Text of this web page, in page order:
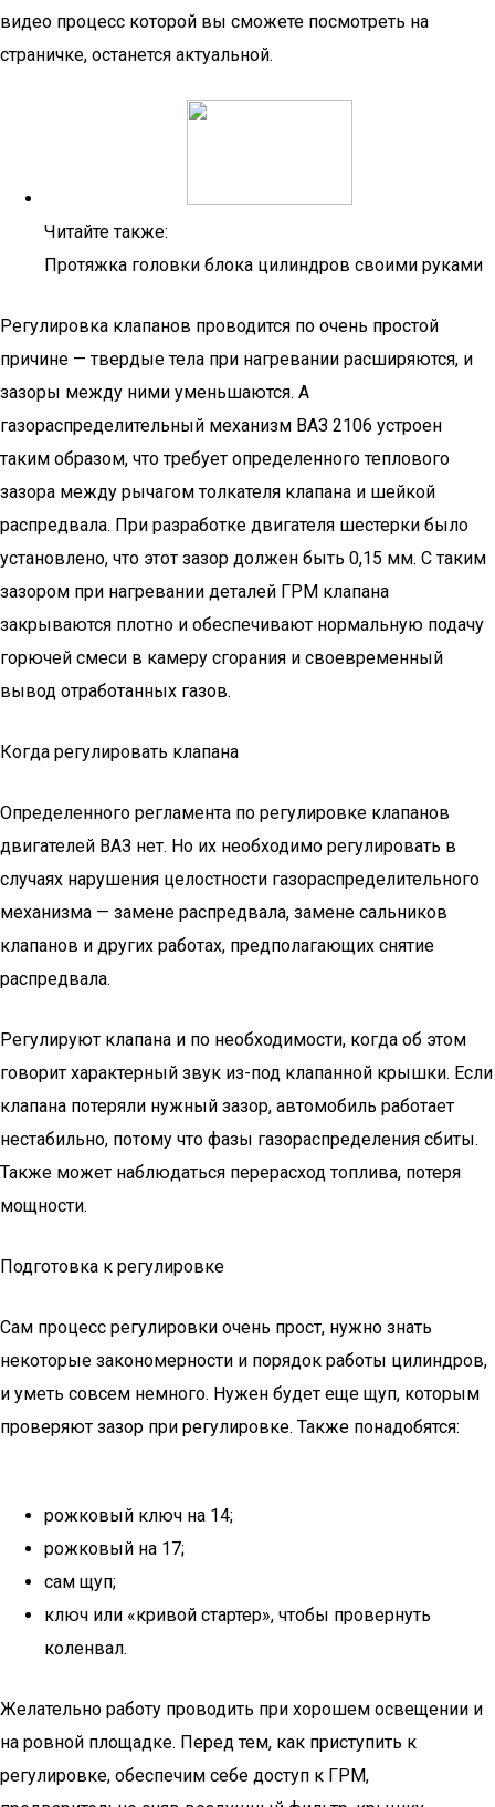
видео процесс которой вы сможете посмотреть на
страничке, останется актуальной.
Читайте также:
Протяжка головки блока цилиндров своими руками
Регулировка клапанов проводится по очень простой
причине — твердые тела при нагревании расширяются, и
зазоры между ними уменьшаются. А
газораспределительный механизм ВАЗ 2106 устроен
таким образом, что требует определенного теплового
зазора между рычагом толкателя клапана и шейкой
распредвала. При разработке двигателя шестерки было
установлено, что этот зазор должен быть 0,15 мм. С таким
зазором при нагревании деталей ГРМ клапана
закрываются плотно и обеспечивают нормальную подачу
горючей смеси в камеру сгорания и своевременный
вывод отработанных газов.
Когда регулировать клапана
Определенного регламента по регулировке клапанов
двигателей ВАЗ нет. Но их необходимо регулировать в
случаях нарушения целостности газораспределительного
механизма — замене распредвала, замене сальников
клапанов и других работах, предполагающих снятие
распредвала.
Регулируют клапана и по необходимости, когда об этом
говорит характерный звук из-под клапанной крышки. Если
клапана потеряли нужный зазор, автомобиль работает
нестабильно, потому что фазы газораспределения сбиты.
Также может наблюдаться перерасход топлива, потеря
мощности.
Подготовка к регулировке
Сам процесс регулировки очень прост, нужно знать
некоторые закономерности и порядок работы цилиндров,
и уметь совсем немного. Нужен будет еще щуп, которым
проверяют зазор при регулировке. Также понадобятся:
рожковый ключ на 14;
рожковый на 17;
сам щуп;
ключ или «кривой стартер», чтобы провернуть
коленвал.
Желательно работу проводить при хорошем освещении и
на ровной площадке. Перед тем, как приступить к
регулировке, обеспечим себе доступ к ГРМ,